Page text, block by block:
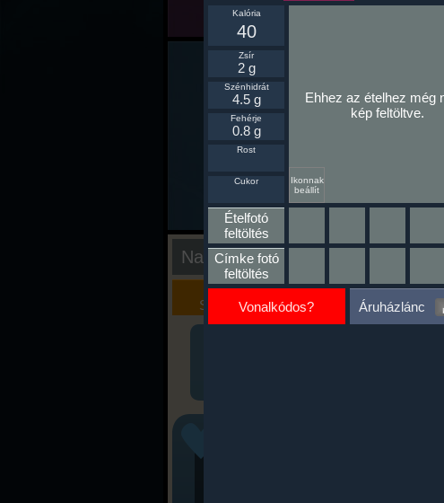
Nap kiértékelése
Kalória
Szimulátor
Szöveges
Értékelés
Ehhez az ételhez még
kép feltöltve.
Ikonnak
beállít
Kalória
40
Zsír
2 g
Szénhidrát
4.5 g
Fehérje
0.8 g
Rost
Cukor
Ételfotó
feltöltés
Címke fotó
feltöltés
Vonalkódos? Áruházlánc